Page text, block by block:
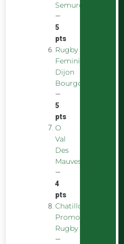
Semurois
—
5
pts
Rugby
Feminin
Dijon
Bourgogne
—
5
pts
O
Val
Des
Mauves
—
4
pts
Chatillon
Promotion
Rugby
—